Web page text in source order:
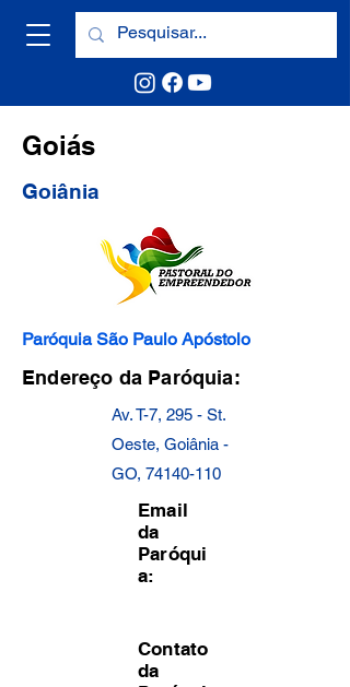
Goiás
Goiânia
Paróquia São Paulo Apóstolo
Endereço da Paróquia:
Av. T-7, 295 - St.
Oeste, Goiânia -
GO, 74140-110
Email
da
Paróqui
a:
Contato
da